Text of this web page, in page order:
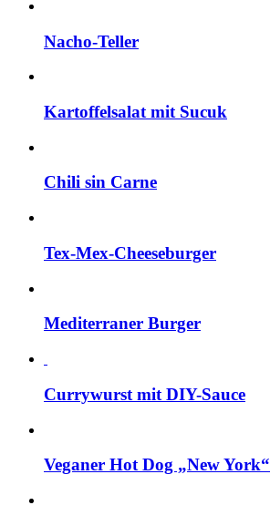
Nacho-Teller
Kartoffelsalat mit Sucuk
Chili sin Carne
Tex-Mex-Cheeseburger
Mediterraner Burger
Currywurst mit DIY-Sauce
Veganer Hot Dog „New York“